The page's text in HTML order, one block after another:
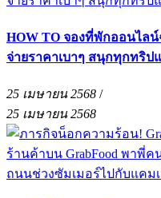
HOW TO จองที่พักออนไล
จ่ายราคาเบาๆ สนุกทุกทริป
25 เมษายน 2568 /
25 เมษายน 2568